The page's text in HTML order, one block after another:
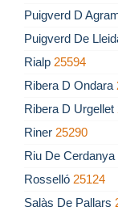
Puigverd D
Puigverd De
Rialp 25594
Ribera D Ondara
Ribera D Urgellet
Riner 25290
Riu De Cerdanya
Rosselló 25124
Salàs De Pallars